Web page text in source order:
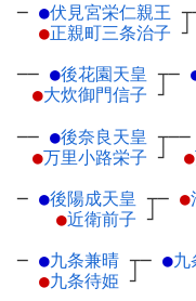
─ ●伏見宮栄仁親王 ┬
●正親町三条治子 ┘
── ●後花園天皇 ┬
●大炊御門信子 ┘
─
── ●後奈良天皇 ┬
●万里小路栄子 ┘
──
●
─ ●後陽成天皇 ┬
●近衛前子 ┘
─ ●
─ ●九条兼晴 ┬
●九条待姫 ┘
─ ●九